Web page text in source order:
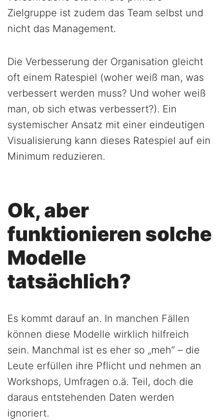
Zielgruppe ist zudem das Team selbst und
nicht das Management.
Die Verbesserung der Organisation gleicht
oft einem Ratespiel (woher weiß man, was
verbessert werden muss? Und woher weiß
man, ob sich etwas verbessert?). Ein
systemischer Ansatz mit einer eindeutigen
Visualisierung kann dieses Ratespiel auf ein
Minimum reduzieren.
Ok, aber
funktionieren solche
Modelle
tatsächlich?
Es kommt darauf an. In manchen Fällen
können diese Modelle wirklich hilfreich
sein. Manchmal ist es eher so „meh” – die
Leute erfüllen ihre Pflicht und nehmen an
Workshops, Umfragen o.ä. Teil, doch die
daraus entstehenden Daten werden
ignoriert.